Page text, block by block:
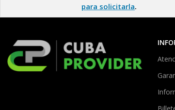
para solicitarla.